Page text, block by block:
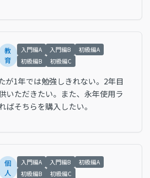
教
育
入門編A 入門編B
初級編A
初級編B
初級編C
が1年では勉強しきれない。2年目
いただきたい。また、永年使用ラ
ばそちらを購入したい。
個
人
入門編A 入門編B
初級編A
初級編B
初級編C